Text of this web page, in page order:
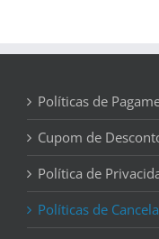
Políticas de
Cupom de
Política de
Políticas de